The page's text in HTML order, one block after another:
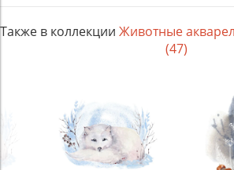
Также в коллекции Животные
(47)